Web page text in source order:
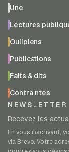
Une
Lectures
Oulipiens
Publications
Faits & dits
Contraintes
NEWSLETTER
Recevez les
En vous inscrivant,
via Brevo. Votre